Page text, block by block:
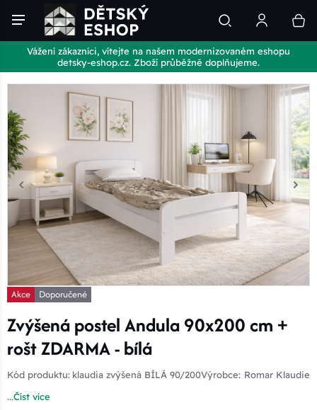
Vážení zákazníci, vítejte na našem modernizovaném eshopu
detsky-eshop.cz. Zboží průběžně doplňujeme.
Akce Doporučené
Zvýšená postel Andula 90x200 cm +
rošt ZDARMA - bílá
Kód produktu: klaudia zvýšená BÍLÁ 90/200Výrobce: Romar Klaudie
...Číst více